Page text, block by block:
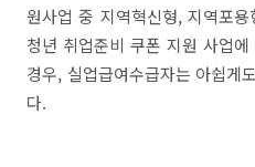
원사업 중 지역혁신형, 지역포
청년 취업준비 쿠폰 지원 사업
경우, 실업급여수급자는 아쉽게
다.